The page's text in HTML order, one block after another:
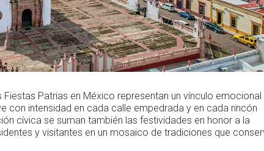
Patrias en México representan un vínculo emocional
con intensidad en cada calle empedrada y en cada rincón
cívica se suman también las festividades en honor a la
y visitantes en un mosaico de tradiciones que